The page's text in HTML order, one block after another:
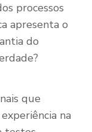
processos
apresenta o
do
que
na